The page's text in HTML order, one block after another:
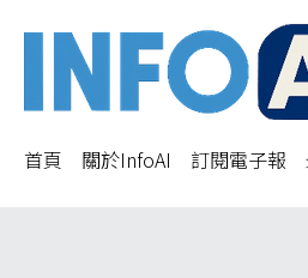
首頁 關於InfoAI 訂閱電子報